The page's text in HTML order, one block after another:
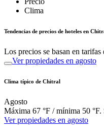
Clima
Tendencias de precios de hoteles en
Los precios se basan en
Ver propiedades en agosto
Clima típico de Chitral
Agosto
Máxima 67 °F / mínima 50
Ver propiedades en agosto